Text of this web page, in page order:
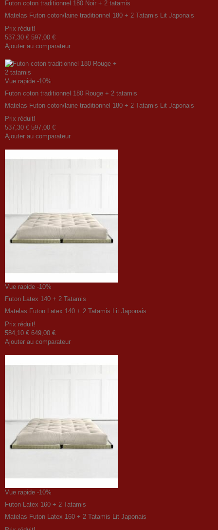
Futon coton traditionnel 180 Noir + 2 tatamis
Matelas Futon coton/laine traditionnel 180 + 2 Tatamis Lit Japonais
Prix ​​réduit!
537,30 € 597,00 €
Ajouter au comparateur
Vue rapide -10%
Futon coton traditionnel 180 Rouge + 2 tatamis
Matelas Futon coton/laine traditionnel 180 + 2 Tatamis Lit Japonais
Prix ​​réduit!
537,30 € 597,00 €
Ajouter au comparateur
Vue rapide -10%
Futon Latex 140 + 2 Tatamis
Matelas Futon Latex 140 + 2 Tatamis Lit Japonais
Prix ​​réduit!
584,10 € 649,00 €
Ajouter au comparateur
Vue rapide -10%
Futon Latex 160 + 2 Tatamis
Matelas Futon Latex 160 + 2 Tatamis Lit Japonais